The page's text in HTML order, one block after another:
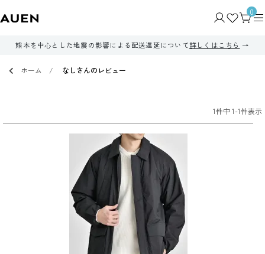
0
熊本を中心とした地震の影響による配送遅延について詳しくはこちら
ホーム なしさんのレビュー
1件中1-1件表示